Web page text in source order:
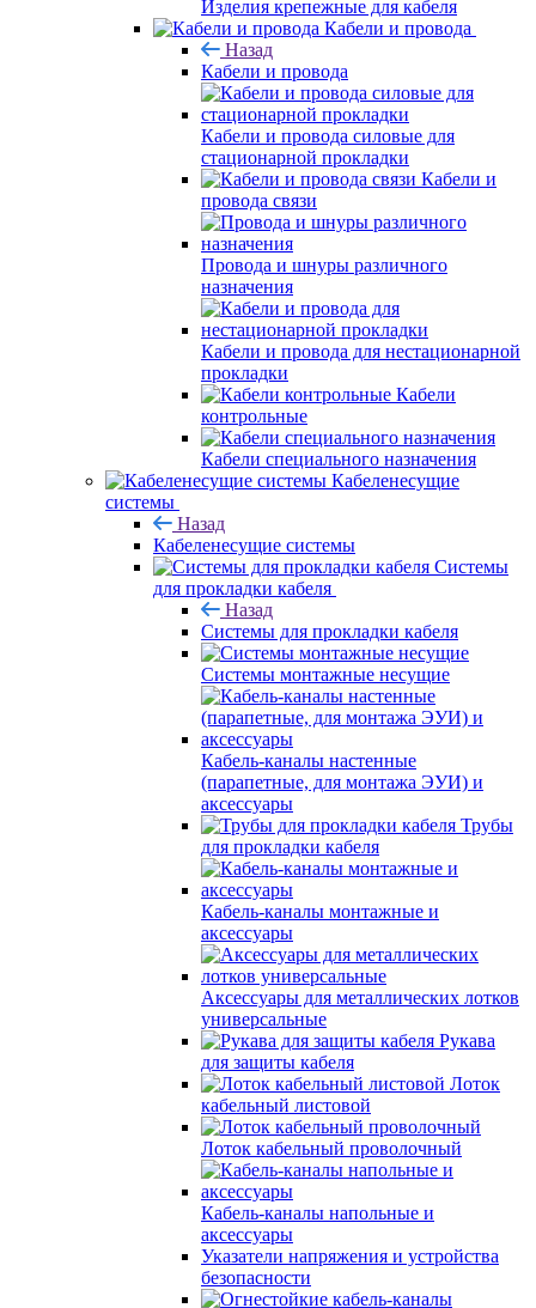
Изделия крепежные для кабеля
Кабели и провода
Назад
Кабели и провода
Кабели и провода силовые для
стационарной прокладки
Кабели и
провода связи
Провода и шнуры различного
назначения
Кабели и провода для нестационарной
прокладки
Кабели
контрольные
Кабели специального назначения
Кабеленесущие
системы
Назад
Кабеленесущие системы
Системы
для прокладки кабеля
Назад
Системы для прокладки кабеля
Системы монтажные несущие
Кабель-каналы настенные
(парапетные, для монтажа ЭУИ) и
аксессуары
Трубы
для прокладки кабеля
Кабель-каналы монтажные и
аксессуары
Аксессуары для металлических лотков
универсальные
Рукава
для защиты кабеля
Лоток
кабельный листовой
Лоток кабельный проволочный
Кабель-каналы напольные и
аксессуары
Указатели напряжения и устройства
безопасности